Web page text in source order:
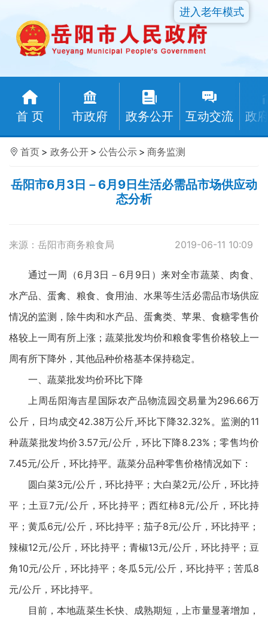
首 页 市政府 政务公开 互动交流 政
进入老年模式
首页 > 政务公开 > 公告公示 > 商务监测
岳阳市6月3日－6月9日生活必需品市场供应动
态分析
来源：岳阳市商务粮食局 2019-06-11 10:09
通过一周（6月3日－6月9日）来对全市蔬菜、肉食、
水产品、蛋禽、粮食、食用油、水果等生活必需品市场供应
情况的监测，除牛肉和水产品、蛋禽类、苹果、食糖零售价
格较上一周有所上涨；蔬菜批发均价和粮食零售价格较上一
周有所下降外，其他品种价格基本保持稳定。
一、蔬菜批发均价环比下降
上周岳阳海吉星国际农产品物流园交易量为296.66万
公斤，日均成交42.38万公斤,环比下降32.32%。监测的11
种蔬菜批发均价3.57元/公斤，环比下降8.23%；零售均价
7.45元/公斤，环比持平。蔬菜分品种零售价格情况如下：
圆白菜3元/公斤，环比持平；大白菜2元/公斤，环比持
平；土豆7元/公斤，环比持平；西红柿8元/公斤，环比持
平；黄瓜6元/公斤，环比持平；茄子8元/公斤，环比持平；
辣椒12元/公斤，环比持平；青椒13元/公斤，环比持平；豆
角10元/公斤，环比持平；冬瓜5元/公斤，环比持平；苦瓜8
元/公斤，环比持平。
目前，本地蔬菜生长快、成熟期短，上市量显著增加，